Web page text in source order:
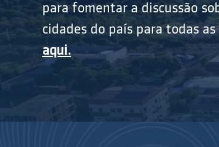
para fomentar a discussão
cidades do país para todas
aqui.